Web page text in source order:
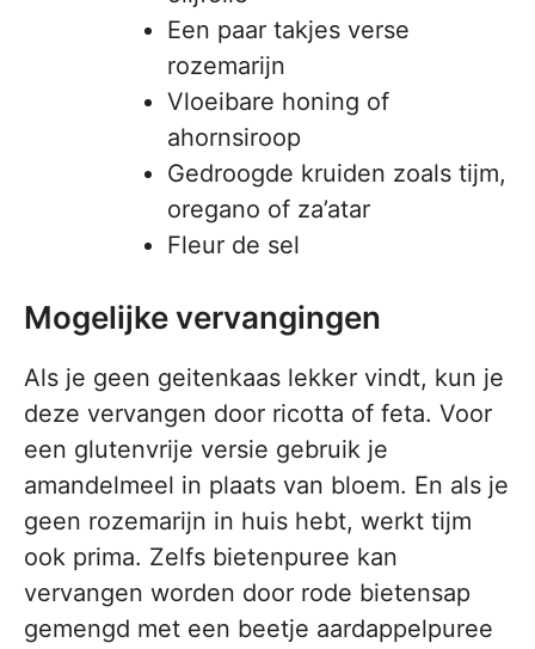
Een paar takjes verse
rozemarijn
Vloeibare honing of
ahornsiroop
Gedroogde kruiden zoals tijm,
oregano of za’atar
Fleur de sel
Mogelijke vervangingen
Als je geen geitenkaas lekker vindt, kun je
deze vervangen door ricotta of feta. Voor
een glutenvrije versie gebruik je
amandelmeel in plaats van bloem. En als je
geen rozemarijn in huis hebt, werkt tijm
ook prima. Zelfs bietenpuree kan
vervangen worden door rode bietensap
gemengd met een beetje aardappelpuree